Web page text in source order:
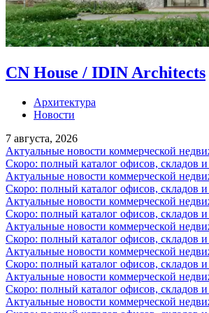
CN House / IDIN Architects
Архитектура
Новости
7 августа, 2026
Актуальные новости коммерческой
Скоро: полный каталог офисов, складов
Актуальные новости коммерческой
Скоро: полный каталог офисов, складов
Актуальные новости коммерческой
Скоро: полный каталог офисов, складов
Актуальные новости коммерческой
Скоро: полный каталог офисов, складов
Актуальные новости коммерческой
Скоро: полный каталог офисов, складов
Актуальные новости коммерческой
Скоро: полный каталог офисов, складов
Актуальные новости коммерческой